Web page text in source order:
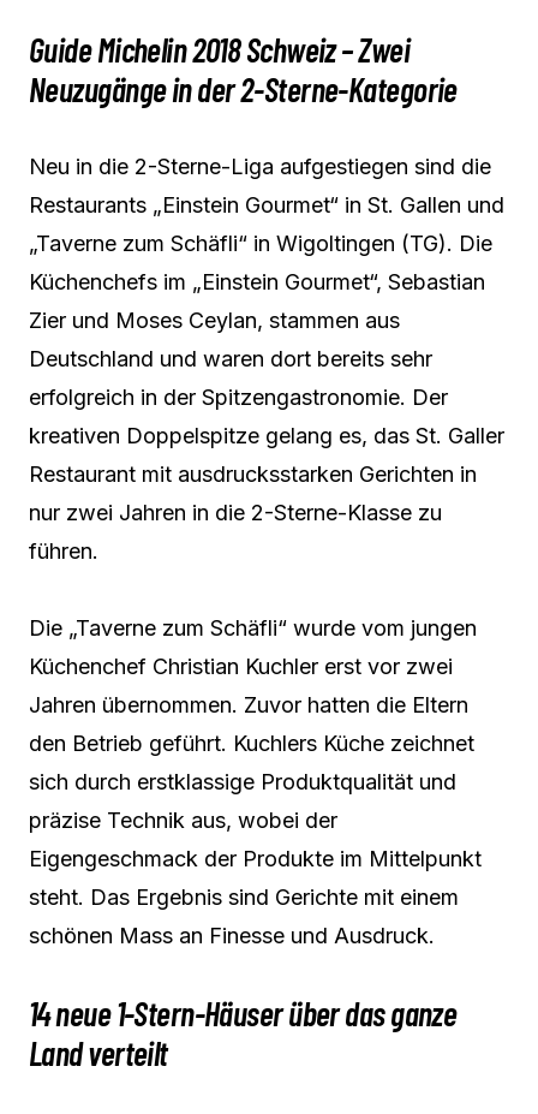
Guide Michelin 2018 Schweiz – Zwei
Neuzugänge in der 2-Sterne-Kategorie
Neu in die 2-Sterne-Liga aufgestiegen sind die
Restaurants „Einstein Gourmet“ in St. Gallen und
„Taverne zum Schäfli“ in Wigoltingen (TG). Die
Küchenchefs im „Einstein Gourmet“, Sebastian
Zier und Moses Ceylan, stammen aus
Deutschland und waren dort bereits sehr
erfolgreich in der Spitzengastronomie. Der
kreativen Doppelspitze gelang es, das St. Galler
Restaurant mit ausdrucksstarken Gerichten in
nur zwei Jahren in die 2-Sterne-Klasse zu
führen.
Die „Taverne zum Schäfli“ wurde vom jungen
Küchenchef Christian Kuchler erst vor zwei
Jahren übernommen. Zuvor hatten die Eltern
den Betrieb geführt. Kuchlers Küche zeichnet
sich durch erstklassige Produktqualität und
präzise Technik aus, wobei der
Eigengeschmack der Produkte im Mittelpunkt
steht. Das Ergebnis sind Gerichte mit einem
schönen Mass an Finesse und Ausdruck.
14 neue 1-Stern-Häuser über das ganze
Land verteilt